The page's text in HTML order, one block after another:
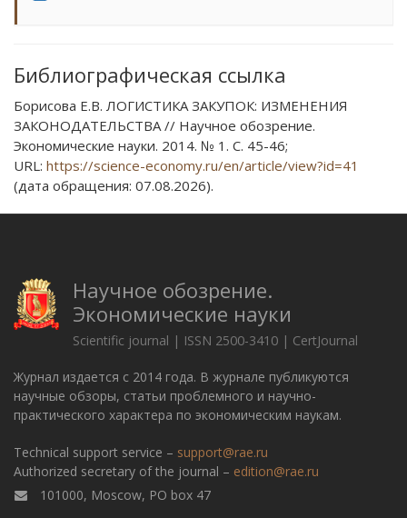
Библиографическая ссылка
Борисова Е.В. ЛОГИСТИКА ЗАКУПОК: ИЗМЕНЕНИЯ
ЗАКОНОДАТЕЛЬСТВА // Научное обозрение.
Экономические науки. 2014. № 1. С. 45-46;
URL: https://science-economy.ru/en/article/view?id=41
(дата обращения: 07.08.2026).
Научное обозрение.
Экономические науки
Scientific journal | ISSN 2500-3410 | CertJournal
Журнал издается с 2014 года. В журнале публикуются
научные обзоры, статьи проблемного и научно-
практического характера по экономическим наукам.
Technical support service – support@rae.ru
Authorized secretary of the journal – edition@rae.ru
101000, Moscow, PO box 47